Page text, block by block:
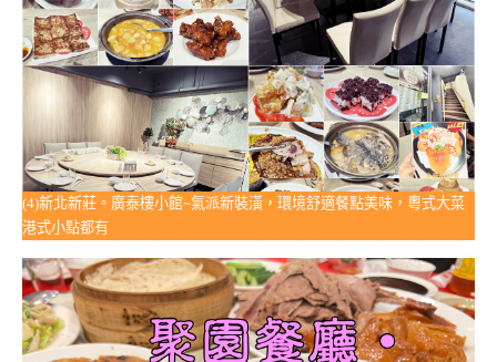
(4)新北新莊。廣泰樓小館~氣派新裝潢，環境舒適餐點美味，粵式大菜
港式小點都有